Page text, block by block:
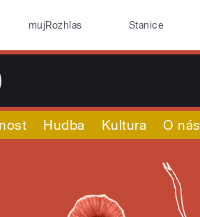
mujRozhlas Stanice
Hudba Kultura O nás